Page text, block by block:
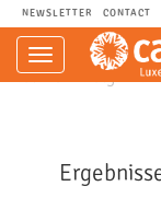
NEWSLETTER CONTACT
Navigation
einblenden
CARE.LU - Agir